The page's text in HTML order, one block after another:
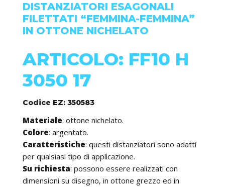
DISTANZIATORI ESAGONALI
FILETTATI “FEMMINA-FEMMINA”
IN OTTONE NICHELATO
ARTICOLO: FF10 H
3050 17
Codice EZ: 350583
Materiale: ottone nichelato.
Colore: argentato.
Caratteristiche: questi distanziatori sono adatti
per qualsiasi tipo di applicazione.
Su richiesta: possono essere realizzati con
dimensioni su disegno, in ottone grezzo ed in